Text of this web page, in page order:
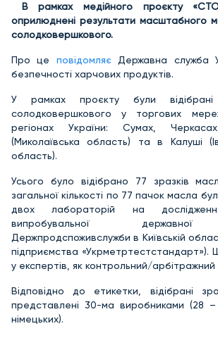
В рамках медійного проєкту
оприлюднені результати масштабного
солодковершкового.
Про це повідомляєДержавна служба
безпечності харчових продуктів.
У рамках проєкту були
солодковершкового у торгових
регіонах України: Сумах,
(Миколаївська область) та в Калуші
область).
Усього було відібрано 77 зразків
загальної кількості по 77 пачок масла
двох лабораторій на
випробувальної державної
Держпродспоживслужби в Київській
підприємства «Укрметртестстандарт»).
у експертів, як контрольний/арбітражний
Відповідно до етикетки, відібрані
представлені 30-ма виробниками (28 –
німецьких).